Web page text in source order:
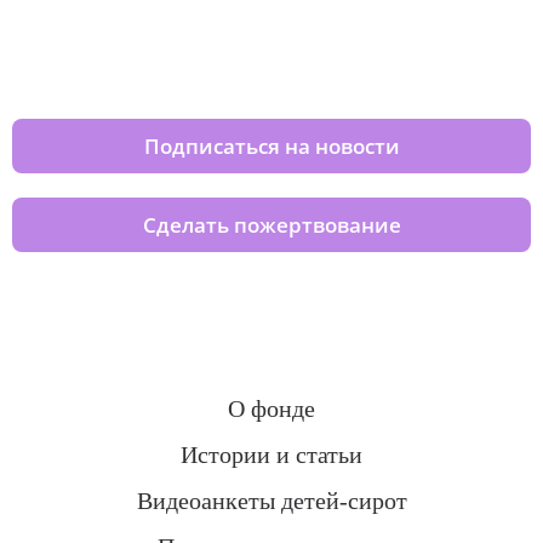
Подписаться на новости
Сделать пожертвование
О фонде
Истории и статьи
Видеоанкеты детей-сирот